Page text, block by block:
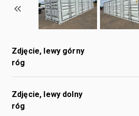
Zdjęcie, lewy górny
róg
Zdjęcie, lewy dolny
róg